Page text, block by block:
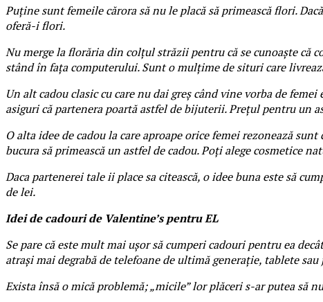
Puține sunt femeile cărora să nu le placă să primească flori.
oferă-i flori.
Nu merge la florăria din colțul străzii pentru că se cunoaște că
stând în fața computerului. Sunt o mulțime de situri care
Un alt cadou clasic cu care nu dai greș când vine vorba de
asiguri că partenera poartă astfel de bijuterii. Prețul pentru un
O alta idee de cadou la care aproape orice femei rezonează
bucura să primească un astfel de cadou. Poți alege cosmetice
Daca partenerei tale ii place sa citească, o idee buna este să
de lei.
Idei de cadouri de Valentine’s pentru EL
Se pare că este mult mai ușor să cumperi cadouri pentru ea
atrași mai degrabă de telefoane de ultimă generație, tablete
Exista însă o mică problemă; „micile” lor plăceri s-ar putea să